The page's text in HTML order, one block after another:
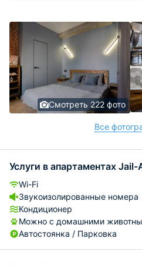
Смотреть 222 фото
Все
Услуги в апартаментах Jail-
Wi-Fi
Звукоизолированные номера
Кондиционер
Можно с домашними
Автостоянка / Парковка